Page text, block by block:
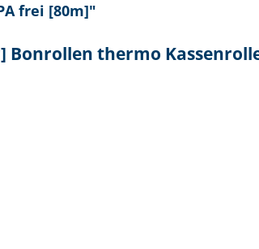
frei [80m]"
Bonrollen thermo